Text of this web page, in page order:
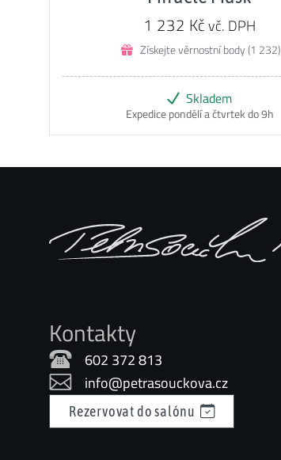
1 232 Kčvč. DPH
Získejte věrnostní body (1 232)
Skladem
Expedice pondělí a čtvrtek do 9h
Kontakty
602 372 813
info@petrasouckova.cz
Rezervovat do salónu